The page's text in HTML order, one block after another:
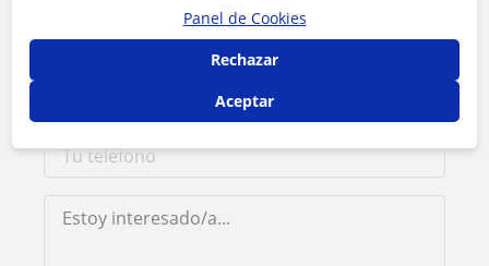
Panel de Cookies
Rechazar
Aceptar